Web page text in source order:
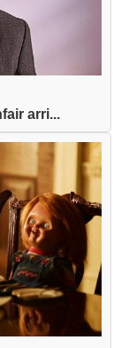
arri...